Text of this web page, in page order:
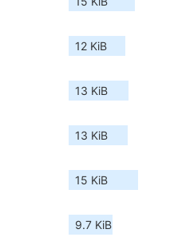
12 KiB
13 KiB
13 KiB
15 KiB
9.7 KiB